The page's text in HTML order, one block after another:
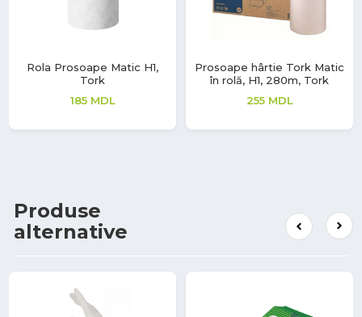
Rola Prosoape Matic H1,
Tork
185 MDL
Prosoape hârtie Tork Matic
în rolă, H1, 280m, Tork
255 MDL
Produse
alternative